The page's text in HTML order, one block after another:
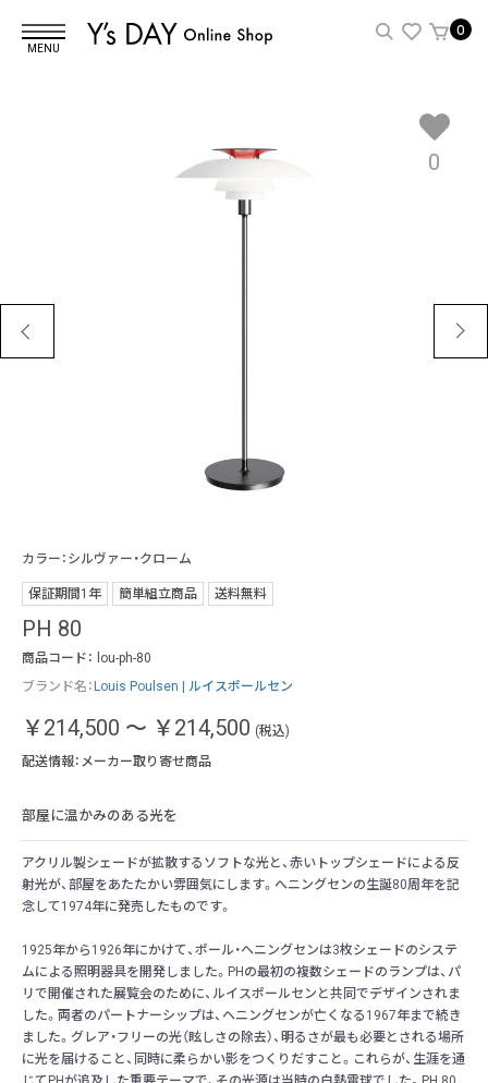
MENU
0
0
カラー：シルヴァー・クローム
保証期間1年 簡単組立商品 送料無料
PH 80
商品コード：
lou-ph-80
ブランド名： Louis Poulsen | ルイスポールセン
￥214,500 ～ ￥214,500 (税込)
配送情報：メーカー取り寄せ商品
部屋に温かみのある光を
アクリル製シェードが拡散するソフトな光と、赤いトップシェードによる反
射光が、部屋をあたたかい雰囲気にします。へニングセンの生誕80周年を記
念して1974年に発売したものです。
1925年から1926年にかけて、ポール・ヘニングセンは3枚シェードのシステ
ムによる照明器具を開発しました。PHの最初の複数シェードのランプは、パ
リで開催された展覧会のために、ルイスポールセンと共同でデザインされま
した。両者のパートナーシップは、ヘニングセンが亡くなる1967年まで続き
ました。グレア・フリーの光（眩しさの除去）、明るさが最も必要とされる場所
に光を届けること、同時に柔らかい影をつくりだすこと。これらが、生涯を通